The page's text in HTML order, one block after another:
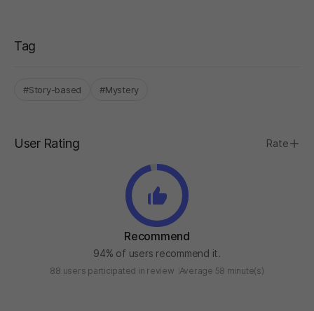
Tag
#Story-based #Mystery
User Rating Rate
Recommend
94% of users recommend it.
88 users participated in review Average 58 minute(s)